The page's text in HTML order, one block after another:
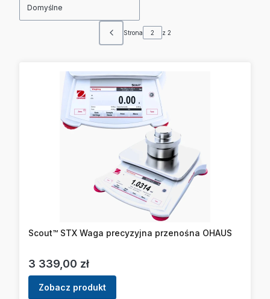
Domyślne
Poprzednie produkty
Strona z 2
Scout™ STX Waga precyzyjna przenośna OHAUS
Cena
3 339,00 zł
Zobacz produkt